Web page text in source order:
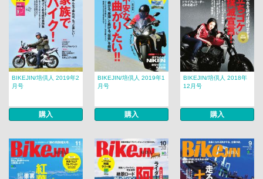
BIKEJIN/培倶人 2019年2
月号
購入
BIKEJIN/培倶人 2019年1
月号
購入
BIKEJIN/培倶人 2018年
12月号
購入